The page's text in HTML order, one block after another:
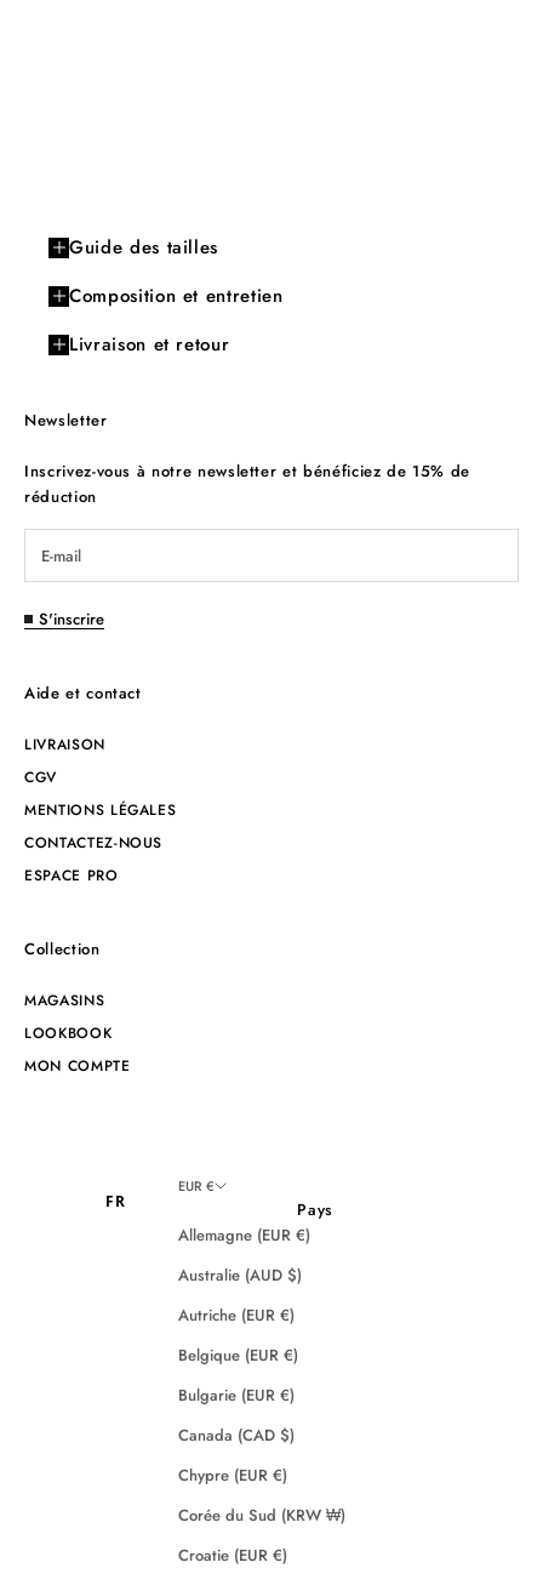
Guide des tailles
Composition et entretien
Livraison et retour
Newsletter
Inscrivez-vous à notre newsletter et bénéficiez de 15% de
réduction
S'inscrire
Aide et contact
LIVRAISON
CGV
MENTIONS LÉGALES
CONTACTEZ-NOUS
ESPACE PRO
Collection
MAGASINS
LOOKBOOK
MON COMPTE
FR
EUR €
Pays
Allemagne (EUR €)
Australie (AUD $)
Autriche (EUR €)
Belgique (EUR €)
Bulgarie (EUR €)
Canada (CAD $)
Chypre (EUR €)
Corée du Sud (KRW ₩)
Croatie (EUR €)